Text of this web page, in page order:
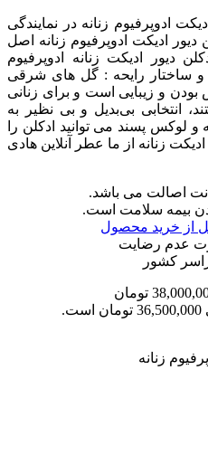
ادوپرفیوم زنانه در نمایندگی
ادیکت ادوپرفیوم زنانه اصل
دیور ادیکت زنانه ادوپرفیوم
ساختار رایحه : گل های شرقی
و زیبایی است و برای زنانی
انتخابی بی‌بدیل و بی نظیر به
لوکس پسند می توانید ادکلن را
زنانه از ما عطر آنلاین هادی
اصالت می باشد.
بیمه سلامت است.
از خرید محصول
عدم رضایت
کشور
قیمت اصلی 38,000,000 تومان
زنانه